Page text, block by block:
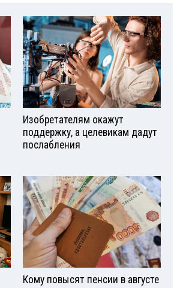
Изобретателям окажут
поддержку, а целевикам дадут
послабления
Кому повысят пенсии в августе